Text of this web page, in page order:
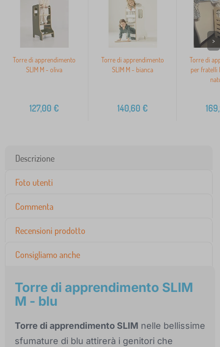
Torre di apprendimento
SLIM M - oliva
127,00 €
Torre di apprendimento
SLIM M - bianca
140,60 €
Torre di
per fratelli
>
Descrizione
Foto utenti
Commenta
Recensioni prodotto
Consigliamo anche
Torre di apprendimento SLIM
M - blu
Torre di apprendimento SLIM nelle bellissime
sfumature di blu attirerà i genitori che